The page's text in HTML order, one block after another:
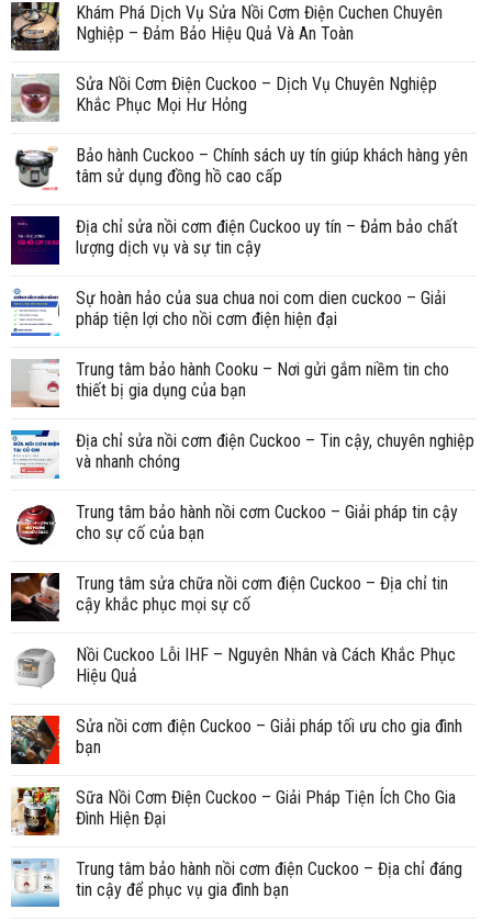
Khám Phá Dịch Vụ Sửa Nồi Cơm Điện Cuchen Chuyên
Nghiệp – Đảm Bảo Hiệu Quả Và An Toàn
Sửa Nồi Cơm Điện Cuckoo – Dịch Vụ Chuyên Nghiệp
Khắc Phục Mọi Hư Hỏng
Bảo hành Cuckoo – Chính sách uy tín giúp khách hàng yên
tâm sử dụng đồng hồ cao cấp
Địa chỉ sửa nồi cơm điện Cuckoo uy tín – Đảm bảo chất
lượng dịch vụ và sự tin cậy
Sự hoàn hảo của sua chua noi com dien cuckoo – Giải
pháp tiện lợi cho nồi cơm điện hiện đại
Trung tâm bảo hành Cooku – Nơi gửi gắm niềm tin cho
thiết bị gia dụng của bạn
Địa chỉ sửa nồi cơm điện Cuckoo – Tin cậy, chuyên nghiệp
và nhanh chóng
Trung tâm bảo hành nồi cơm Cuckoo – Giải pháp tin cậy
cho sự cố của bạn
Trung tâm sửa chữa nồi cơm điện Cuckoo – Địa chỉ tin
cậy khắc phục mọi sự cố
Nồi Cuckoo Lỗi IHF – Nguyên Nhân và Cách Khắc Phục
Hiệu Quả
Sửa nồi cơm điện Cuckoo – Giải pháp tối ưu cho gia đình
bạn
Sữa Nồi Cơm Điện Cuckoo – Giải Pháp Tiện Ích Cho Gia
Đình Hiện Đại
Trung tâm bảo hành nồi cơm điện Cuckoo – Địa chỉ đáng
tin cậy để phục vụ gia đình bạn